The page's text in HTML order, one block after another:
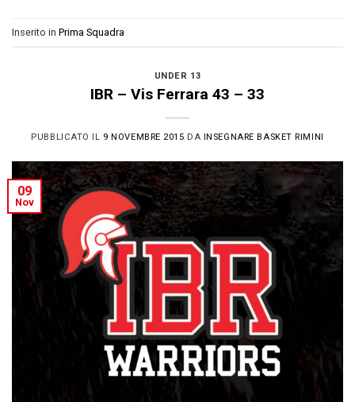
Inserito in Prima Squadra
UNDER 13
IBR – Vis Ferrara 43 – 33
PUBBLICATO IL 9 NOVEMBRE 2015 DA INSEGNARE BASKET RIMINI
09
Nov